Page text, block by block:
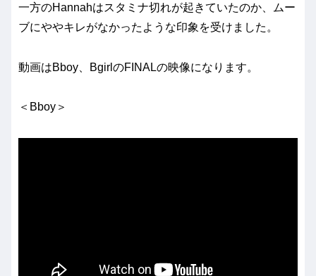
一方のHannahはスタミナ切れが起きていたのか、ムー
ブにややキレがなかったような印象を受けました。
動画はBboy、BgirlのFINALの映像になります。
＜Bboy＞